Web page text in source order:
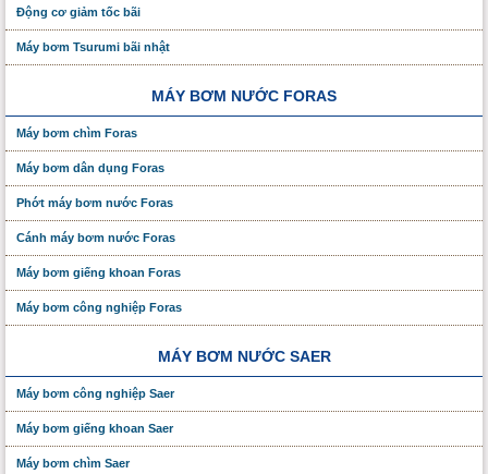
Động cơ giảm tốc bãi
Máy bơm Tsurumi bãi nhật
MÁY BƠM NƯỚC FORAS
Máy bơm chìm Foras
Máy bơm dân dụng Foras
Phớt máy bơm nước Foras
Cánh máy bơm nước Foras
Máy bơm giếng khoan Foras
Máy bơm công nghiệp Foras
MÁY BƠM NƯỚC SAER
Máy bơm công nghiệp Saer
Máy bơm giếng khoan Saer
Máy bơm chìm Saer